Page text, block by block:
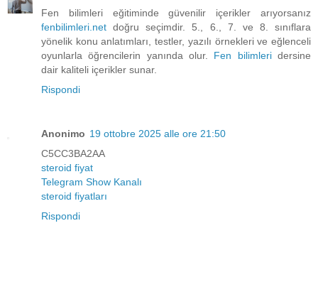
Fen bilimleri eğitiminde güvenilir içerikler arıyorsanız
fenbilimleri.net doğru seçimdir. 5., 6., 7. ve 8. sınıflara
yönelik konu anlatımları, testler, yazılı örnekleri ve eğlenceli
oyunlarla öğrencilerin yanında olur. Fen bilimleridersine
dair kaliteli içerikler sunar.
Rispondi
Anonimo 19 ottobre 2025 alle ore 21:50
C5CC3BA2AA
steroid fiyat
Telegram Show Kanalı
steroid fiyatları
Rispondi